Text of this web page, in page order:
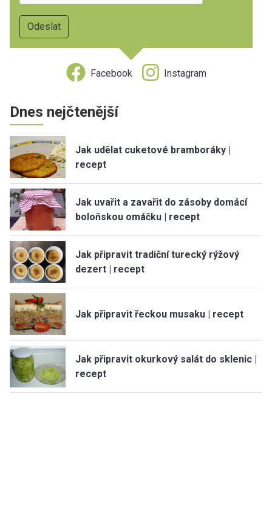
Facebook Instagram
Dnes nejčtenější
Jak udělat cuketové bramboráky |
recept
Jak uvařit a zavařit do zásoby domácí
boloňskou omáčku | recept
Jak připravit tradiční turecký rýžový
dezert | recept
Jak připravit řeckou musaku | recept
Jak připravit okurkový salát do sklenic |
recept